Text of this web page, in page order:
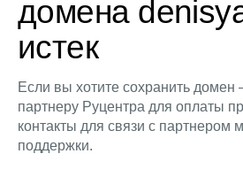
домена
истек
Если вы хотите сохранить домен
партнеру Руцентра для оплаты
контакты для связи с партнером
поддержки.